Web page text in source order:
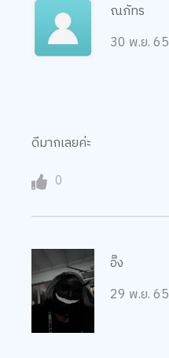
ณภัทร
30 พ.ย. 65
ดีมากเลยค่ะ
0
อิ๊ง
29 พ.ย. 65